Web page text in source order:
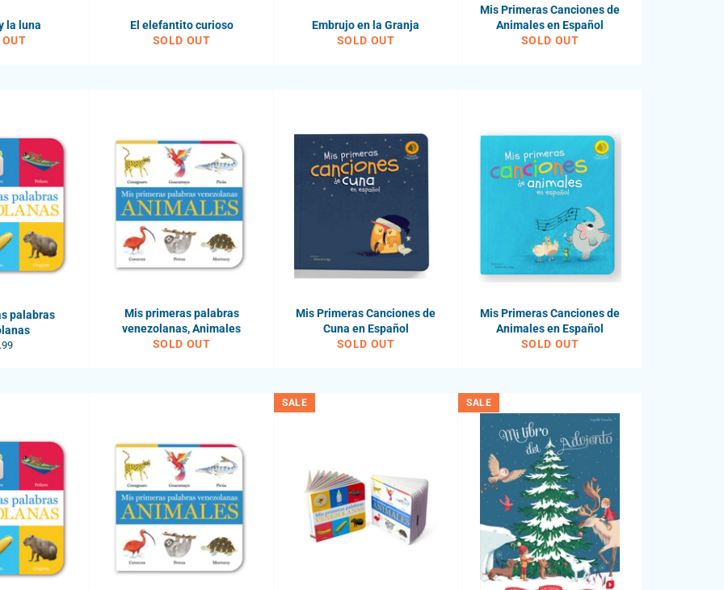
la luna
El elefantito curioso
SOLD OUT
Embrujo en la Granja
SOLD OUT
Mis Primeras Canciones de
Animales en Español
SOLD OUT
palabras
Mis primeras palabras
venezolanas, Animales
SOLD OUT
Mis Primeras Canciones de
Cuna en Español
SOLD OUT
Mis Primeras Canciones de
Animales en Español
SOLD OUT
SALE SALE